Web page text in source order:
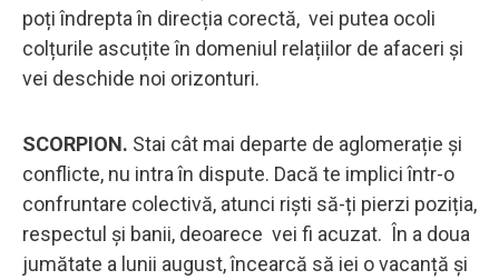
poți îndrepta în direcția corectă, vei putea ocoli
colțurile ascuțite în domeniul relațiilor de afaceri și
vei deschide noi orizonturi.
SCORPION. Stai cât mai departe de aglomerație și
conflicte, nu intra în dispute. Dacă te implici într-o
confruntare colectivă, atunci riști să-ți pierzi poziția,
respectul și banii, deoarece vei fi acuzat. În a doua
jumătate a lunii august, încearcă să iei o vacanță și